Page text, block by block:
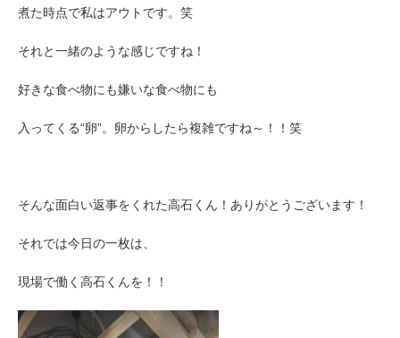
煮た時点で私はアウトです。笑
それと一緒のような感じですね！
好きな食べ物にも嫌いな食べ物にも
入ってくる“卵”。卵からしたら複雑ですね～！！笑
そんな面白い返事をくれた高石くん！ありがとうございます！
それでは今日の一枚は、
現場で働く高石くんを！！